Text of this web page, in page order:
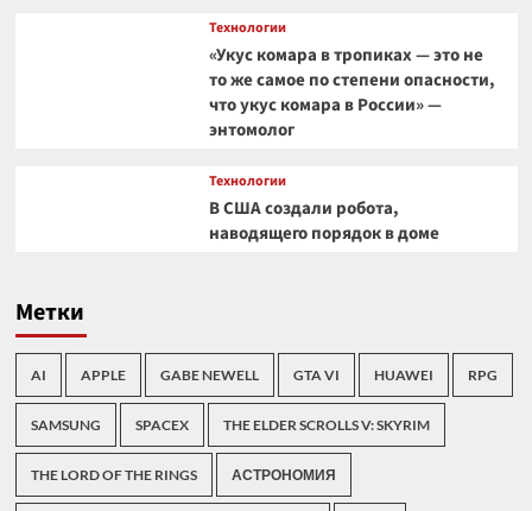
Технологии
«Укус комара в тропиках — это не
то же самое по степени опасности,
что укус комара в России» —
энтомолог
Технологии
В США создали робота,
наводящего порядок в доме
Метки
AI APPLE GABE NEWELL GTA VI HUAWEI RPG
SAMSUNG SPACEX THE ELDER SCROLLS V: SKYRIM
THE LORD OF THE RINGS АСТРОНОМИЯ